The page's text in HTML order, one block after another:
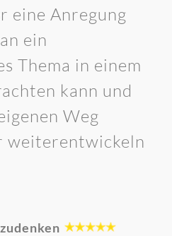
eine Anregung
ein
Thema in einem
kann und
Weg
weiterentwickeln